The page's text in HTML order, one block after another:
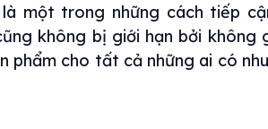
một trong những cách tiếp
không bị giới hạn bởi không
phẩm cho tất cả những ai có